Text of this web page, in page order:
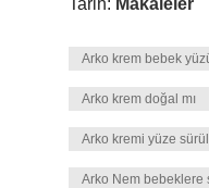
Tarih: Makaleler
Arko krem bebek
Arko krem doğal mı
Arko kremi yüze
Arko Nem bebeklere